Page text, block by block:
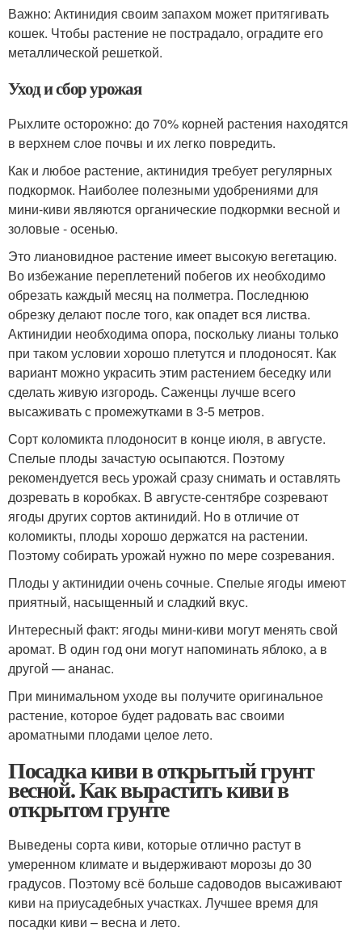
Важно: Актинидия своим запахом может притягивать
кошек. Чтобы растение не пострадало, оградите его
металлической решеткой.
Уход и сбор урожая
Рыхлите осторожно: до 70% корней растения находятся
в верхнем слое почвы и их легко повредить.
Как и любое растение, актинидия требует регулярных
подкормок. Наиболее полезными удобрениями для
мини-киви являются органические подкормки весной и
золовые - осенью.
Это лиановидное растение имеет высокую вегетацию.
Во избежание переплетений побегов их необходимо
обрезать каждый месяц на полметра. Последнюю
обрезку делают после того, как опадет вся листва.
Актинидии необходима опора, поскольку лианы только
при таком условии хорошо плетутся и плодоносят. Как
вариант можно украсить этим растением беседку или
сделать живую изгородь. Саженцы лучше всего
высаживать с промежутками в 3-5 метров.
Сорт коломикта плодоносит в конце июля, в августе.
Спелые плоды зачастую осыпаются. Поэтому
рекомендуется весь урожай сразу снимать и оставлять
дозревать в коробках. В августе-сентябре созревают
ягоды других сортов актинидий. Но в отличие от
коломикты, плоды хорошо держатся на растении.
Поэтому собирать урожай нужно по мере созревания.
Плоды у актинидии очень сочные. Спелые ягоды имеют
приятный, насыщенный и сладкий вкус.
Интересный факт: ягоды мини-киви могут менять свой
аромат. В один год они могут напоминать яблоко, а в
другой — ананас.
При минимальном уходе вы получите оригинальное
растение, которое будет радовать вас своими
ароматными плодами целое лето.
Посадка киви в открытый грунт
весной. Как вырастить киви в
открытом грунте
Выведены сорта киви, которые отлично растут в
умеренном климате и выдерживают морозы до 30
градусов. Поэтому всё больше садоводов высаживают
киви на приусадебных участках. Лучшее время для
посадки киви – весна и лето.